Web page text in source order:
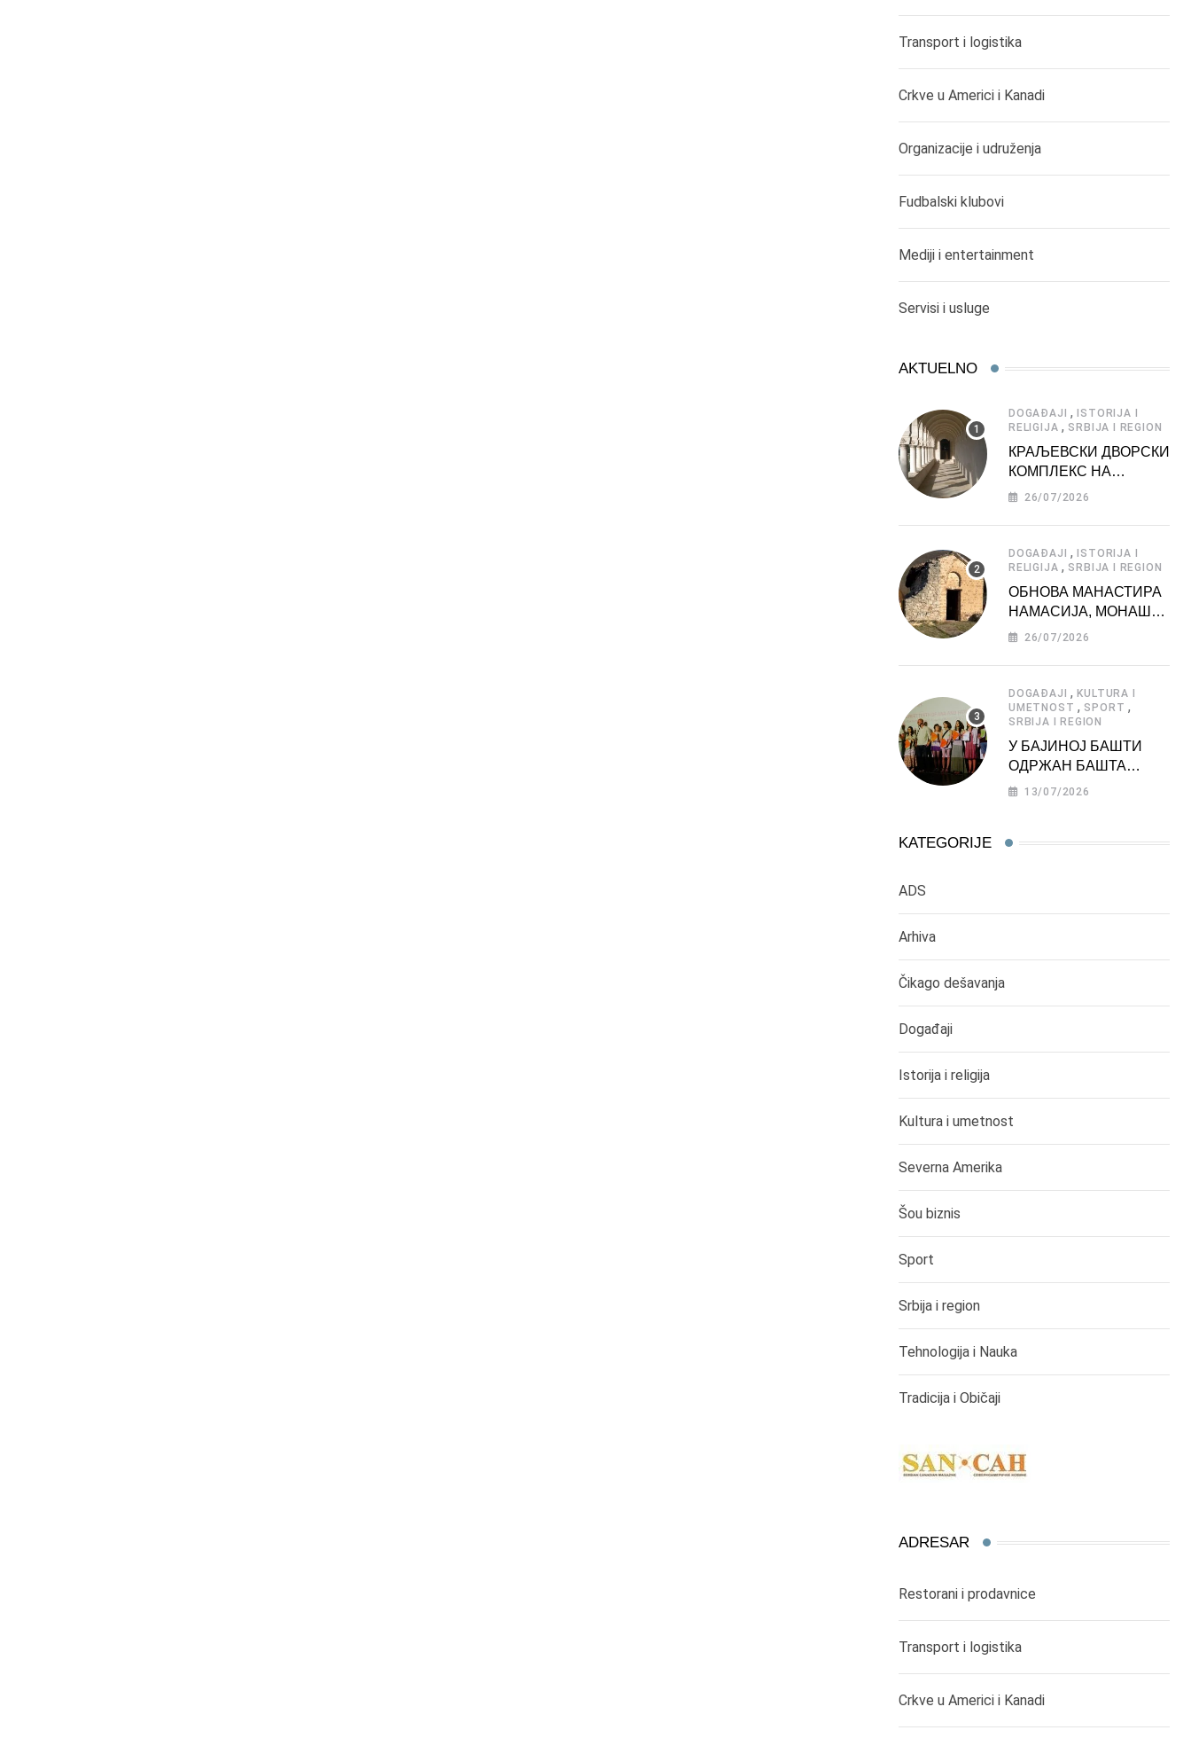
Transport i logistika
Crkve u Americi i Kanadi
Organizacije i udruženja
Fudbalski klubovi
Mediji i entertainment
Servisi i usluge
AKTUELNO
DOGAĐAJI , ISTORIJA I
RELIGIJA , SRBIJA I REGION
КРАЉЕВСКИ ДВОРСКИ
КОМПЛЕКС НА
ДЕДИЊУ –
АТРАКЦИЈА
26/07/2026
DOGAĐAJI , ISTORIJA I
RELIGIJA , SRBIJA I REGION
ОБНОВА МАНАСТИРА
НАМАСИЈА, МОНАШКЕ
ЗАДУЖБИНЕ
26/07/2026
DOGAĐAJI ,KULTURA I
UMETNOST , SPORT ,
SRBIJA I REGION
У БАЈИНОЈ БАШТИ
ОДРЖАН БАШТА
ФЕСТ 2026
13/07/2026
KATEGORIJE
ADS
Arhiva
Čikago dešavanja
Događaji
Istorija i religija
Kultura i umetnost
Severna Amerika
Šou biznis
Sport
Srbija i region
Tehnologija i Nauka
Tradicija i Običaji
ADRESAR
Restorani i prodavnice
Transport i logistika
Crkve u Americi i Kanadi